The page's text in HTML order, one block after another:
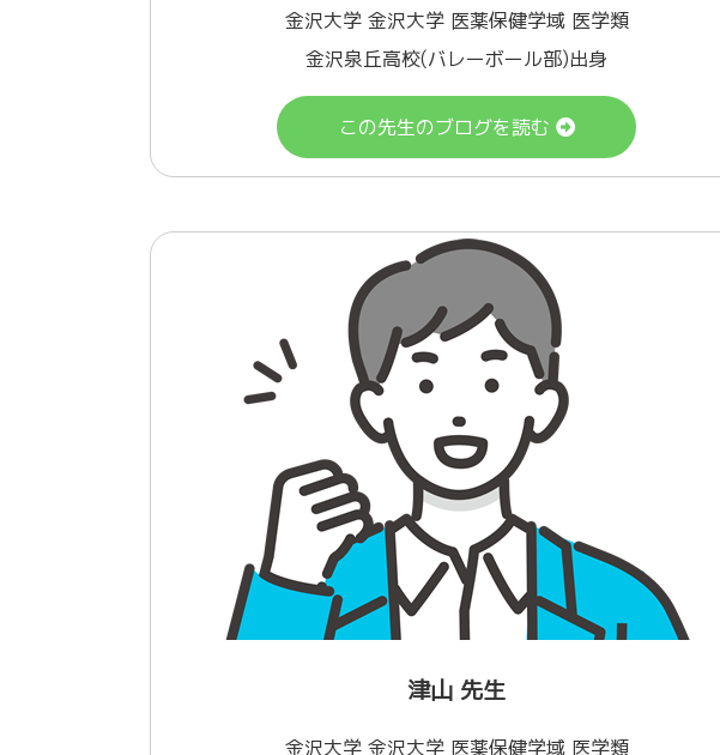
金沢大学 金沢大学 医薬保健学域 医学類
金沢泉丘高校(バレーボール部)出身
この先生のブログを読む
津山 先生
金沢大学 金沢大学 医薬保健学域 医学類